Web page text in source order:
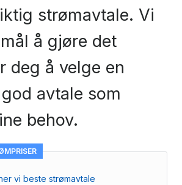
strømavtale. Vi
å gjøre det
deg å velge en
avtale som
behov.
vi beste strømavtale